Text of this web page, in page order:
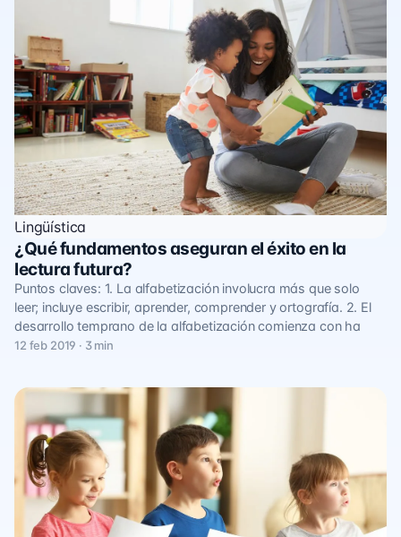
Lingüística
¿Qué fundamentos aseguran el éxito en la
lectura futura?
Puntos claves: 1. La alfabetización involucra más que solo
leer; incluye escribir, aprender, comprender y ortografía. 2. El
desarrollo temprano de la alfabetización comienza con ha
12 feb 2019 · 3 min